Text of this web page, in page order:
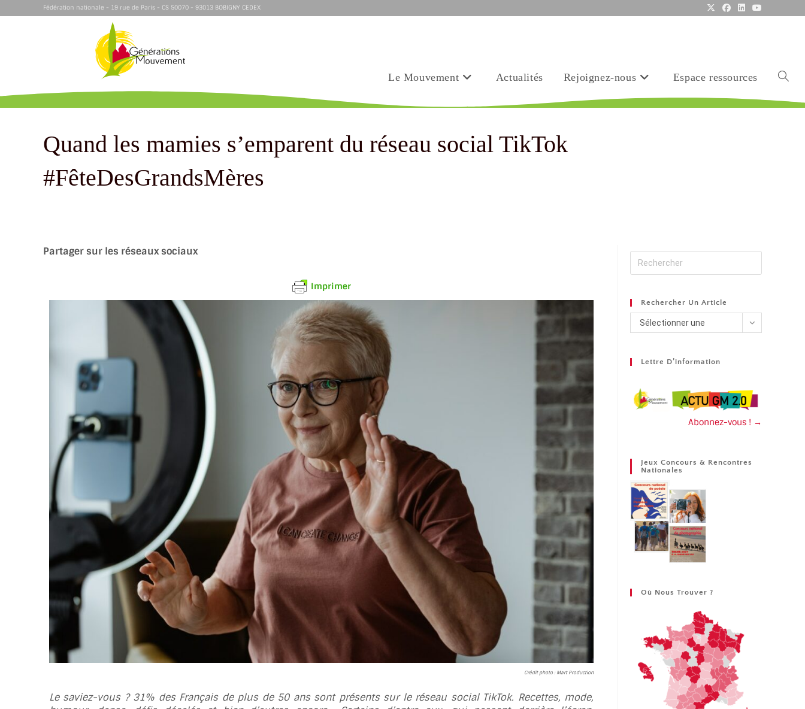
Fédération nationale - 19 rue de Paris - CS 50070 - 93013 BOBIGNY CEDEX
Le Mouvement Actualités Rejoignez-nous Espace ressources
Quand les mamies s’emparent du réseau social TikTok
#FêteDesGrandsMères
Partager sur les réseaux sociaux
Imprimer
Crédit photo : Mart Production
Le saviez-vous ? 31% des Français de plus de 50 ans sont présents sur le réseau social TikTok. Recettes, mode,
Rechercher Un Article
Sélectionner une
Lettre D’information
Abonnez-vous ! →
Jeux Concours & Rencontres
Nationales
Où Nous Trouver ?